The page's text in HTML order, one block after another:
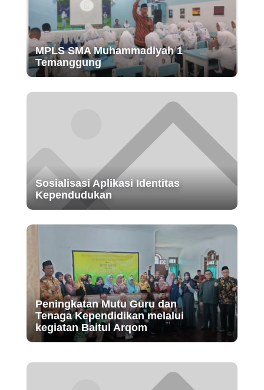
MPLS SMA Muhammadiyah 1
Temanggung
Sosialisasi Aplikasi Identitas
Kependudukan
Peningkatan Mutu Guru dan
Tenaga Kependidikan melalui
kegiatan Baitul Arqom